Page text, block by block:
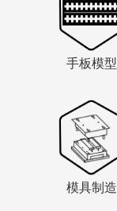
手板模型
模具制造